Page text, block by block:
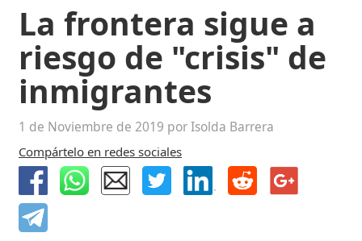
La frontera sigue a
riesgo de "crisis" de
inmigrantes
1 de Noviembre de 2019 por Isolda Barrera
Compártelo en redes sociales